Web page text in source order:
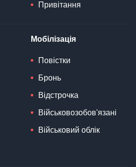
Привітання
Мобілізація
Повістки
Бронь
Відстрочка
Військовозобов'язані
Військовий облік